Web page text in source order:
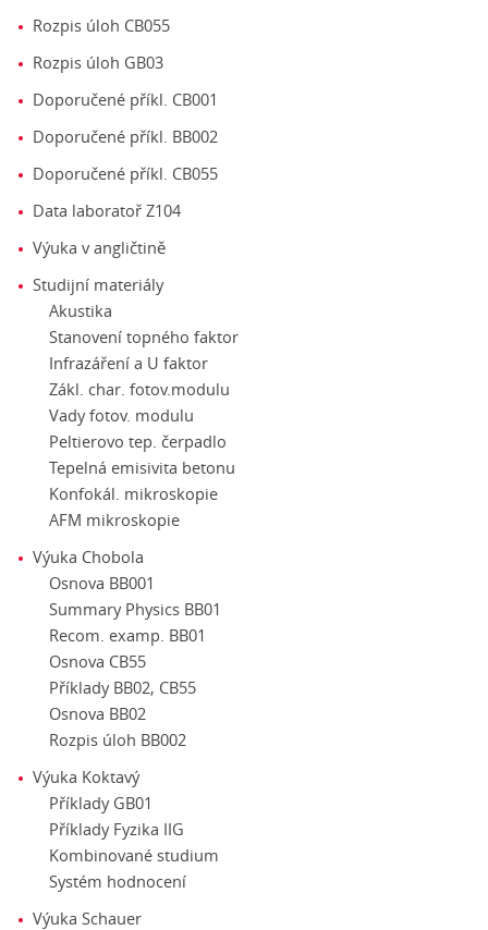
Rozpis úloh CB055
Rozpis úloh GB03
Doporučené příkl. CB001
Doporučené příkl. BB002
Doporučené příkl. CB055
Data laboratoř Z104
Výuka v angličtině
Studijní materiály
Akustika
Stanovení topného faktor
Infrazáření a U faktor
Zákl. char. fotov.modulu
Vady fotov. modulu
Peltierovo tep. čerpadlo
Tepelná emisivita betonu
Konfokál. mikroskopie
AFM mikroskopie
Výuka Chobola
Osnova BB001
Summary Physics BB01
Recom. examp. BB01
Osnova CB55
Příklady BB02, CB55
Osnova BB02
Rozpis úloh BB002
Výuka Koktavý
Příklady GB01
Příklady Fyzika IIG
Kombinované studium
Systém hodnocení
Výuka Schauer